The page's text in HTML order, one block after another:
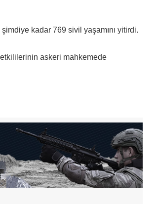
kadar 769 sivil yaşamını yitirdi.
askeri mahkemede